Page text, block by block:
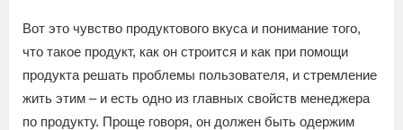
Вот это чувство продуктового вкуса и понимание того,
что такое продукт, как он строится и как при помощи
продукта решать проблемы пользователя, и стремление
жить этим – и есть одно из главных свойств менеджера
по продукту. Проще говоря, он должен быть одержим